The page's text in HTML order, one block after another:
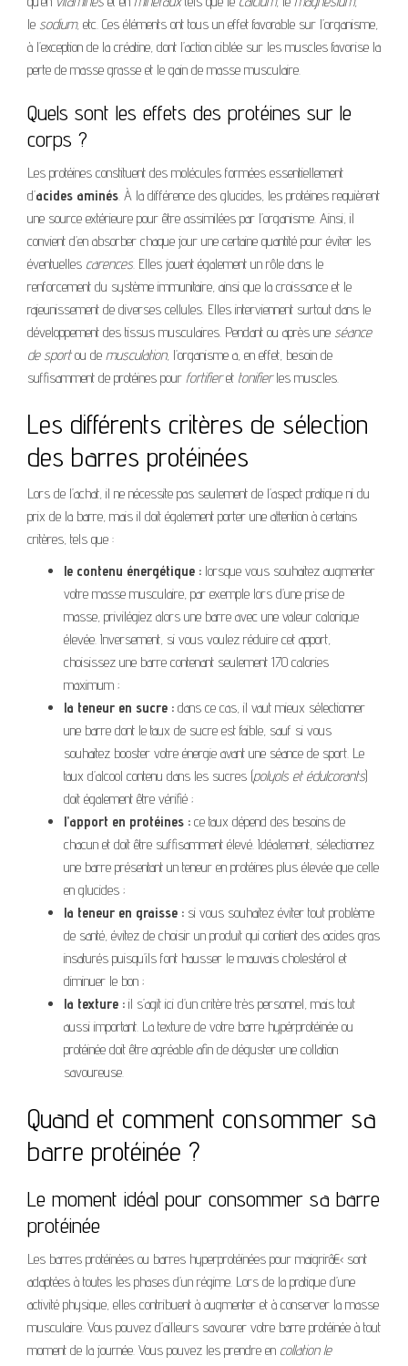
le sodium, etc. Ces éléments ont tous un effet favorable sur l’organisme,
à l’exception de la créatine, dont l’action ciblée sur les muscles favorise la
perte de masse grasse et le gain de masse musculaire.
Quels sont les effets des protéines sur le
corps ?
Les protéines constituent des molécules formées essentiellement
d’acides aminés. À la différence des glucides, les protéines requièrent
une source extérieure pour être assimilées par l’organisme. Ainsi, il
convient d’en absorber chaque jour une certaine quantité pour éviter les
éventuelles carences. Elles jouent également un rôle dans le
renforcement du système immunitaire, ainsi que la croissance et le
rajeunissement de diverses cellules. Elles interviennent surtout dans le
développement des tissus musculaires. Pendant ou après une séance
de sportou de musculation, l’organisme a, en effet, besoin de
suffisamment de protéines pour fortifieret tonifierles muscles.
Les différents critères de sélection
des barres protéinées
Lors de l’achat, il ne nécessite pas seulement de l’aspect pratique ni du
prix de la barre, mais il doit également porter une attention à certains
critères, tels que :
le contenu énergétique : lorsque vous souhaitez augmenter
votre masse musculaire, par exemple lors d’une prise de
masse, privilégiez alors une barre avec une valeur calorique
élevée. Inversement, si vous voulez réduire cet apport,
choisissez une barre contenant seulement 170 calories
maximum ;
la teneur en sucre : dans ce cas, il vaut mieux sélectionner
une barre dont le taux de sucre est faible, sauf si vous
souhaitez booster votre énergie avant une séance de sport. Le
taux d’alcool contenu dans les sucres (polyols et édulcorants)
doit également être vérifié ;
l’apport en protéines : ce taux dépend des besoins de
chacun et doit être suffisamment élevé. Idéalement, sélectionnez
une barre présentant un teneur en protéines plus élevée que celle
en glucides ;
la teneur en graisse : si vous souhaitez éviter tout problème
de santé, évitez de choisir un produit qui contient des acides gras
insaturés puisqu’ils font hausser le mauvais cholestérol et
diminuer le bon ;
la texture : il s’agit ici d’un critère très personnel, mais tout
aussi important. La texture de votre barre hypérprotéinée ou
protéinée doit être agréable afin de déguster une collation
savoureuse.
Quand et comment consommer sa
barre protéinée ?
Le moment idéal pour consommer sa barre
protéinée
Les barres protéinées ou barres hyperprotéinées pour maigrirâ€‹ sont
adaptées à toutes les phases d’un régime. Lors de la pratique d’une
activité physique, elles contribuent à augmenter et à conserver la masse
musculaire. Vous pouvez d’ailleurs savourer votre barre protéinée à tout
moment de la journée. Vous pouvez les prendre en collation le